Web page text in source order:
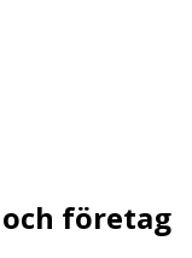
företag